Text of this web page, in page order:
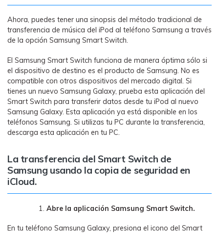
Ahora, puedes tener una sinopsis del método tradicional de
transferencia de música del iPod al teléfono Samsung a través
de la opción Samsung Smart Switch.
El Samsung Smart Switch funciona de manera óptima sólo si
el dispositivo de destino es el producto de Samsung. No es
compatible con otros dispositivos del mercado digital. Si
tienes un nuevo Samsung Galaxy, prueba esta aplicación del
Smart Switch para transferir datos desde tu iPod al nuevo
Samsung Galaxy. Esta aplicación ya está disponible en los
teléfonos Samsung. Si utilizas tu PC durante la transferencia,
descarga esta aplicación en tu PC.
La transferencia del Smart Switch de
Samsung usando la copia de seguridad en
iCloud.
Abre la aplicación Samsung Smart Switch.
En tu teléfono Samsung Galaxy, presiona el icono del Smart